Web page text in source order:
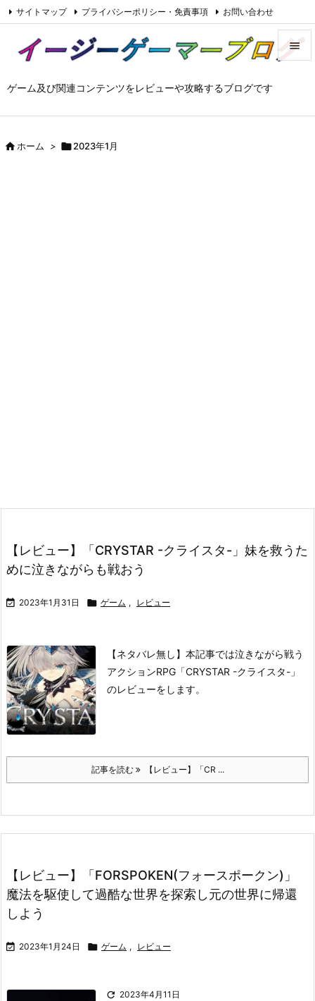
ゲーム及び関連コンテンツをレビューや攻略するブログです

サイトマップ プライバシーポリシー・免責事項 お問い合わせ
RSS
ホーム > 2023年1月
【レビュー】「CRYSTAR -クライスタ-」妹を救うた
めに泣きながらも戦おう
 2023年1月31日  ゲーム , レビュー
【ネタバレ無し】本記事では泣きながら戦う
アクションRPG「CRYSTAR -クライスタ-」
のレビューをします。
記事を読む 【レビュー】「CR ...
【レビュー】「FORSPOKEN(フォースポークン)」
魔法を駆使して過酷な世界を探索し元の世界に帰還
しよう
 2023年1月24日  ゲーム , レビュー
 2023年4月11日